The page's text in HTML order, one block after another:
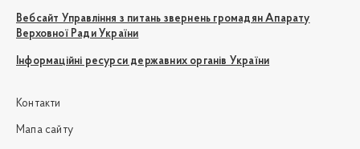
Вебсайт Управління з питань звернень громадян Апарату
Верховної Ради України
Інформаційні ресурси державних органів України
Контакти
Мапа сайту